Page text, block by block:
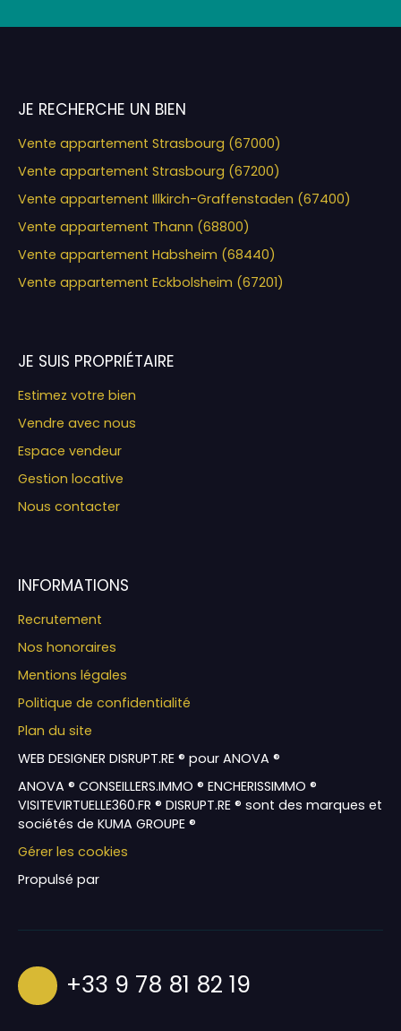
JE RECHERCHE UN BIEN
Vente appartement Strasbourg (67000)
Vente appartement Strasbourg (67200)
Vente appartement Illkirch-Graffenstaden (67400)
Vente appartement Thann (68800)
Vente appartement Habsheim (68440)
Vente appartement Eckbolsheim (67201)
JE SUIS PROPRIÉTAIRE
Estimez votre bien
Vendre avec nous
Espace vendeur
Gestion locative
Nous contacter
INFORMATIONS
Recrutement
Nos honoraires
Mentions légales
Politique de confidentialité
Plan du site
WEB DESIGNER DISRUPT.RE ® pour ANOVA ®
ANOVA ® CONSEILLERS.IMMO ® ENCHERISSIMMO ®
VISITEVIRTUELLE360.FR ® DISRUPT.RE ® sont des marques et
sociétés de KUMA GROUPE ®
Gérer les cookies
Propulsé par
+33 9 78 81 82 19